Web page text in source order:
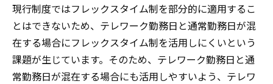
現行制度ではフレックスタイム制を部分的に適用するこ
とはできないため、テレワーク勤務日と通常勤務日が混
在する場合にフレックスタイム制を活用しにくいという
課題が生じています。そのため、テレワーク勤務日と通
常勤務日が混在する場合にも活用しやすいよう、テレワ